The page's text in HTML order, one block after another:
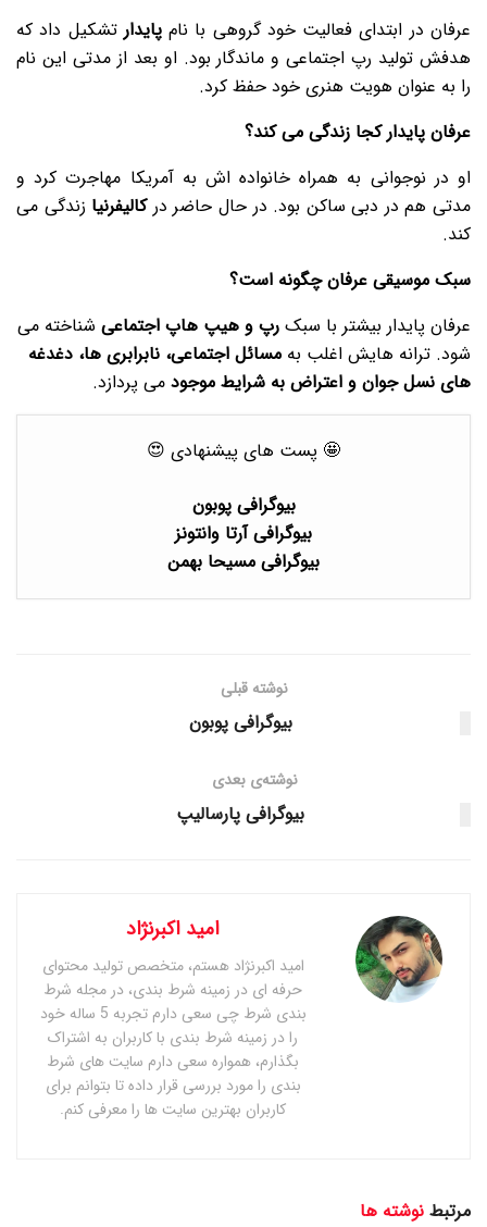
عرفان در ابتدای فعالیت خود گروهی با نامپایدارتشکیل داد که
هدفش تولید رپ اجتماعی و ماندگار بود. او بعد از مدتی این نام
را به عنوان هویت هنری خود حفظ کرد.
عرفان پایدار کجا زندگی می کند؟
او در نوجوانی به همراه خانواده اش به آمریکا مهاجرت کرد و
مدتی هم در دبی ساکن بود. در حال حاضر درکالیفرنیا زندگی می
کند.
سبک موسیقی عرفان چگونه است؟
عرفان پایدار بیشتر با سبک رپ و هیپ هاپ اجتماعی شناخته می
شود. ترانه هایش اغلب به مسائل اجتماعی، نابرابری ها، دغدغه
های نسل جوان و اعتراض به شرایط موجود می پردازد.
🤩 پست های پیشنهادی 😍
بیوگرافی پوبون
بیوگرافی آرتا وانتونز
بیوگرافی مسیحا بهمن
نوشته قبلی
بیوگرافی پوبون
نوشته‌ی بعدی
بیوگرافی پارسالیپ
امید اکبرنژاد
امید اکبرنژاد هستم، متخصص تولید محتوای
حرفه ای در زمینه شرط بندی، در مجله شرط
بندی شرط چی سعی دارم تجربه 5 ساله خود
را در زمینه شرط بندی با کاربران به اشتراک
بگذارم، همواره سعی دارم سایت های شرط
بندی را مورد بررسی قرار داده تا بتوانم برای
کاربران بهترین سایت ها را معرفی کنم.
مرتبط نوشته ها